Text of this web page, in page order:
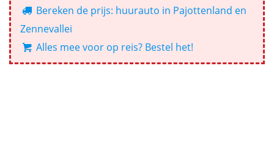
Bereken de prijs: huurauto in Pajottenland en
Zennevallei
Alles mee voor op reis? Bestel het!